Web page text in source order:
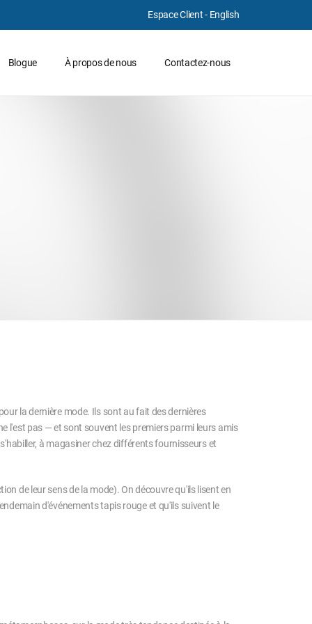
Espace Client- English
Blogue À propos de nous Contactez-nous
la dernière mode. Ils sont au fait des dernières
l'est pas — et sont souvent les premiers parmi leurs amis
à magasiner chez différents fournisseurs et
de leur sens de la mode). On découvre qu'ils lisent en
d'événements tapis rouge et qu'ils suivent le